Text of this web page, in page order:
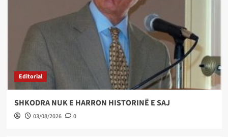
Editorial
SHKODRA NUK E HARRON HISTORINË E SAJ
03/08/2026 0